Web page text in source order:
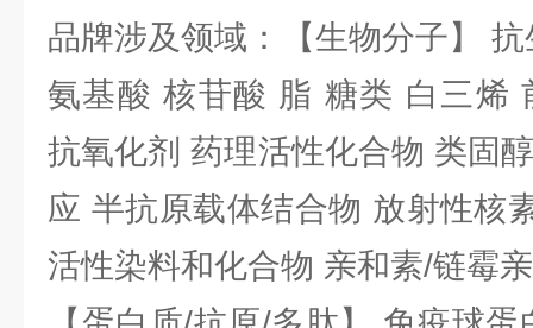
品牌涉及领域：【生物分子】
氨基酸 核苷酸 脂 糖类 白三烯
抗氧化剂 药理活性化合物 类固
应 半抗原载体结合物 放射性核
活性染料和化合物 亲和素/链霉